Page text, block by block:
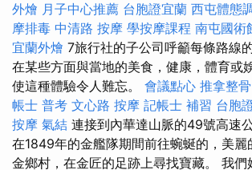
外燴 月子中心推薦 台胞證宜蘭 西屯體態
摩排毒 中清路 按摩 學按摩課程 南屯國術
宜蘭外燴 7旅行社的子公司呼籲每條路線
在某些方面與當地的美食，健康，體育或
使這種體驗令人難忘。 會議點心 推拿整骨
帳士 普考 文心路 按摩 記帳士 補習 台胞
按摩 氣結 連接到內華達山脈的49號高速
在1849年的金艦隊期間前往蜿蜒的，美麗
金鄉村，在金匠的足跡上尋找寶藏。 我們